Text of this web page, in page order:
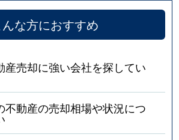
んな方におすすめ
産売却に強い会社を探してい
不動産の売却相場や状況につ